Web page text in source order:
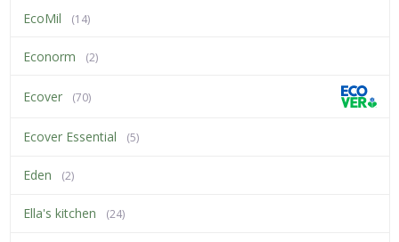
EcoMil (14)
Econorm (2)
Ecover (70)
Ecover Essential (5)
Eden (2)
Ella's kitchen (24)